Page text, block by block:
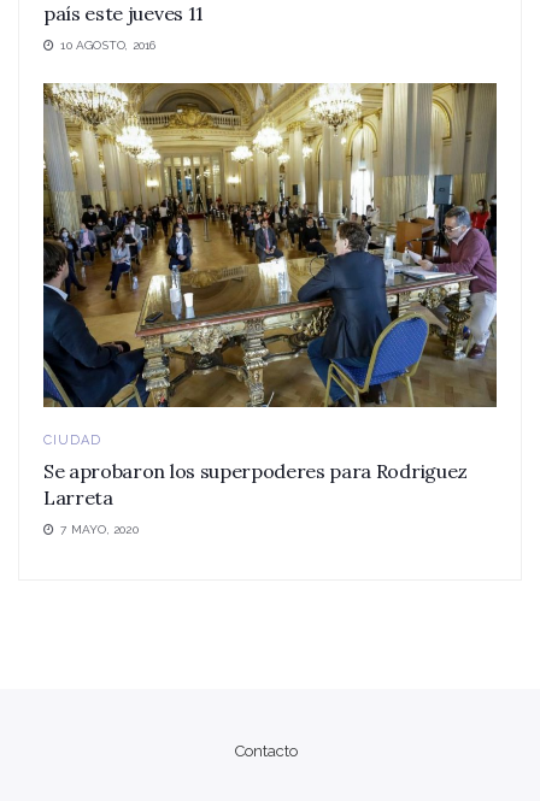
país este jueves 11
10 AGOSTO, 2016
CIUDAD
Se aprobaron los superpoderes para Rodriguez
Larreta
7 MAYO, 2020
Contacto